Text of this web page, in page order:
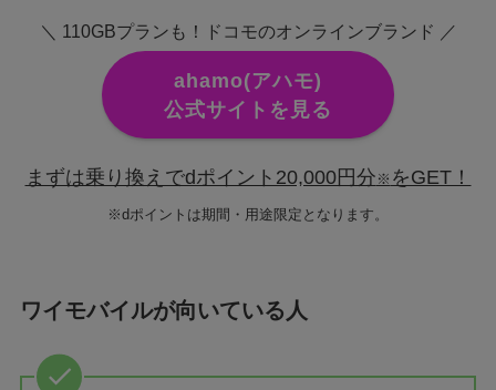
＼ 110GBプランも！ドコモのオンラインブランド ／
ahamo(アハモ)
公式サイトを見る
まずは乗り換えでdポイント20,000円分 ※ をGET！
※dポイントは期間・用途限定となります。
ワイモバイルが向いている人